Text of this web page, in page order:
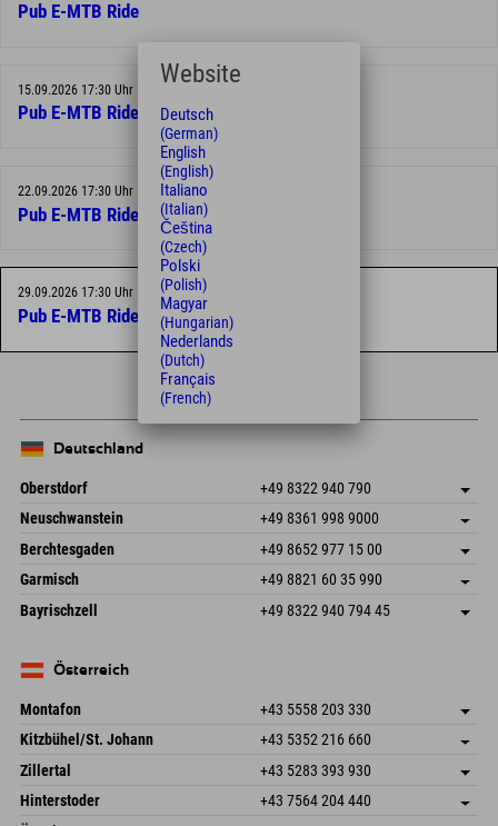
Pub E-MTB Ride
15.09.2026 17:30 Uhr
Pub E-MTB Ride
22.09.2026 17:30 Uhr
Pub E-MTB Ride
29.09.2026 17:30 Uhr
Pub E-MTB Ride
Deutschland
Oberstdorf +49 8322 940 790
An der Breitach 3
Deutschland
Adresse speichern
Buchen
Neuschwanstein +49 8361 998 9000
An der Riese 45
87484 Nesselwang im Allgäu
Deutschland
Adresse speichern
Anreiseinfos
Buchen
Berchtesgaden +49 8652 977 15 00
Hofreitstr. 7
Deutschland
Adresse speichern
Buchen
Garmisch +49 8821 60 35 990
Frickenstraße 22
82490 Farchant
Adresse speichern
Anreiseinfos
Bayrischzell +49 8322 940 794 45
Deutschland
Österreich
Montafon +43 5558 203 330
Dorfstr. 127b
6793 Gaschurn/Montafon
Österreich
Adresse speichern
Buchen
Kitzbühel/St. Johann +43 5352 216 660
Speckbacherstraße 87
6380 St. Johann in Tirol
Österreich
Adresse speichern
Anreiseinfos
Buchen
Zillertal +43 5283 393 930
Schmiedau 2
Adresse speichern
Hinterstoder +43 7564 204 440
Website
Deutsch
(German)
English
(English)
Italiano
(Italian)
Čeština
(Czech)
Polski
(Polish)
Magyar
(Hungarian)
Nederlands
(Dutch)
Français
(French)